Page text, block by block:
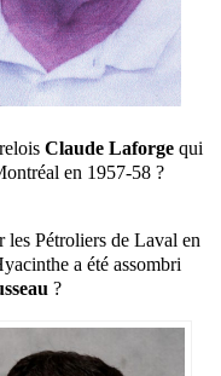
Claude Laforge qui
en 1957-58 ?
Pétroliers de Laval en
a été assombri
?